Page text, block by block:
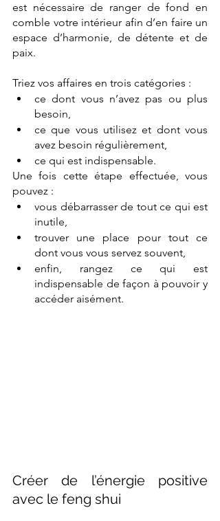
est nécessaire de ranger de fond en
comble votre intérieur afin d’en faire un
espace d’harmonie, de détente et de
paix.
Triez vos affaires en trois catégories :
ce dont vous n’avez pas ou plus
besoin,
ce que vous utilisez et dont vous
avez besoin régulièrement,
ce qui est indispensable.
Une fois cette étape effectuée, vous
pouvez :
vous débarrasser de tout ce qui est
inutile,
trouver une place pour tout ce
dont vous vous servez souvent,
enfin, rangez ce qui est
indispensable de façon à pouvoir y
accéder aisément.
Créer de l’énergie positive
avec le feng shui